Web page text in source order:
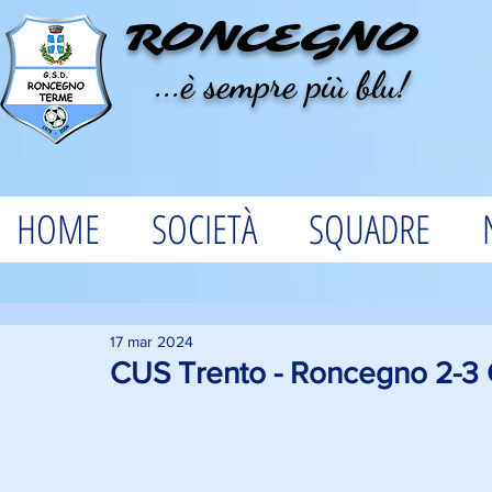
RONCEGNO
...è sempre più blu!
HOME SOCIETÀ SQUADRE
CUS Trento - Roncegno 2-
17 mar 2024